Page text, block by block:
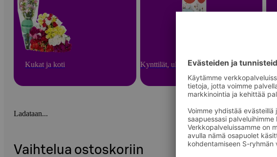
Kukat ja koti Kynttilät, ulkotulet ja huonetuoksut
Ladataan...
Vaihtelua ostoskoriin